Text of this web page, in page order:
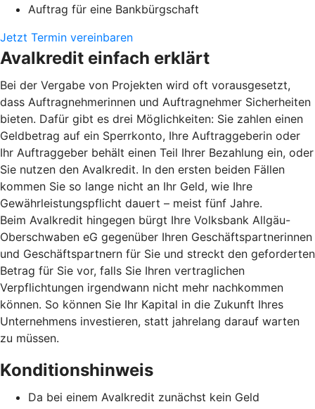
Auftrag für eine Bankbürgschaft
Jetzt Termin vereinbaren
Avalkredit einfach erklärt
Bei der Vergabe von Projekten wird oft vorausgesetzt,
dass Auftragnehmerinnen und Auftragnehmer Sicherheiten
bieten. Dafür gibt es drei Möglichkeiten: Sie zahlen einen
Geldbetrag auf ein Sperrkonto, Ihre Auftraggeberin oder
Ihr Auftraggeber behält einen Teil Ihrer Bezahlung ein, oder
Sie nutzen den Avalkredit. In den ersten beiden Fällen
kommen Sie so lange nicht an Ihr Geld, wie Ihre
Gewährleistungspflicht dauert – meist fünf Jahre.
Beim Avalkredit hingegen bürgt Ihre Volksbank Allgäu-
Oberschwaben eG gegenüber Ihren Geschäftspartnerinnen
und Geschäftspartnern für Sie und streckt den geforderten
Betrag für Sie vor, falls Sie Ihren vertraglichen
Verpflichtungen irgendwann nicht mehr nachkommen
können. So können Sie Ihr Kapital in die Zukunft Ihres
Unternehmens investieren, statt jahrelang darauf warten
zu müssen.
Konditionshinweis
Da bei einem Avalkredit zunächst kein Geld